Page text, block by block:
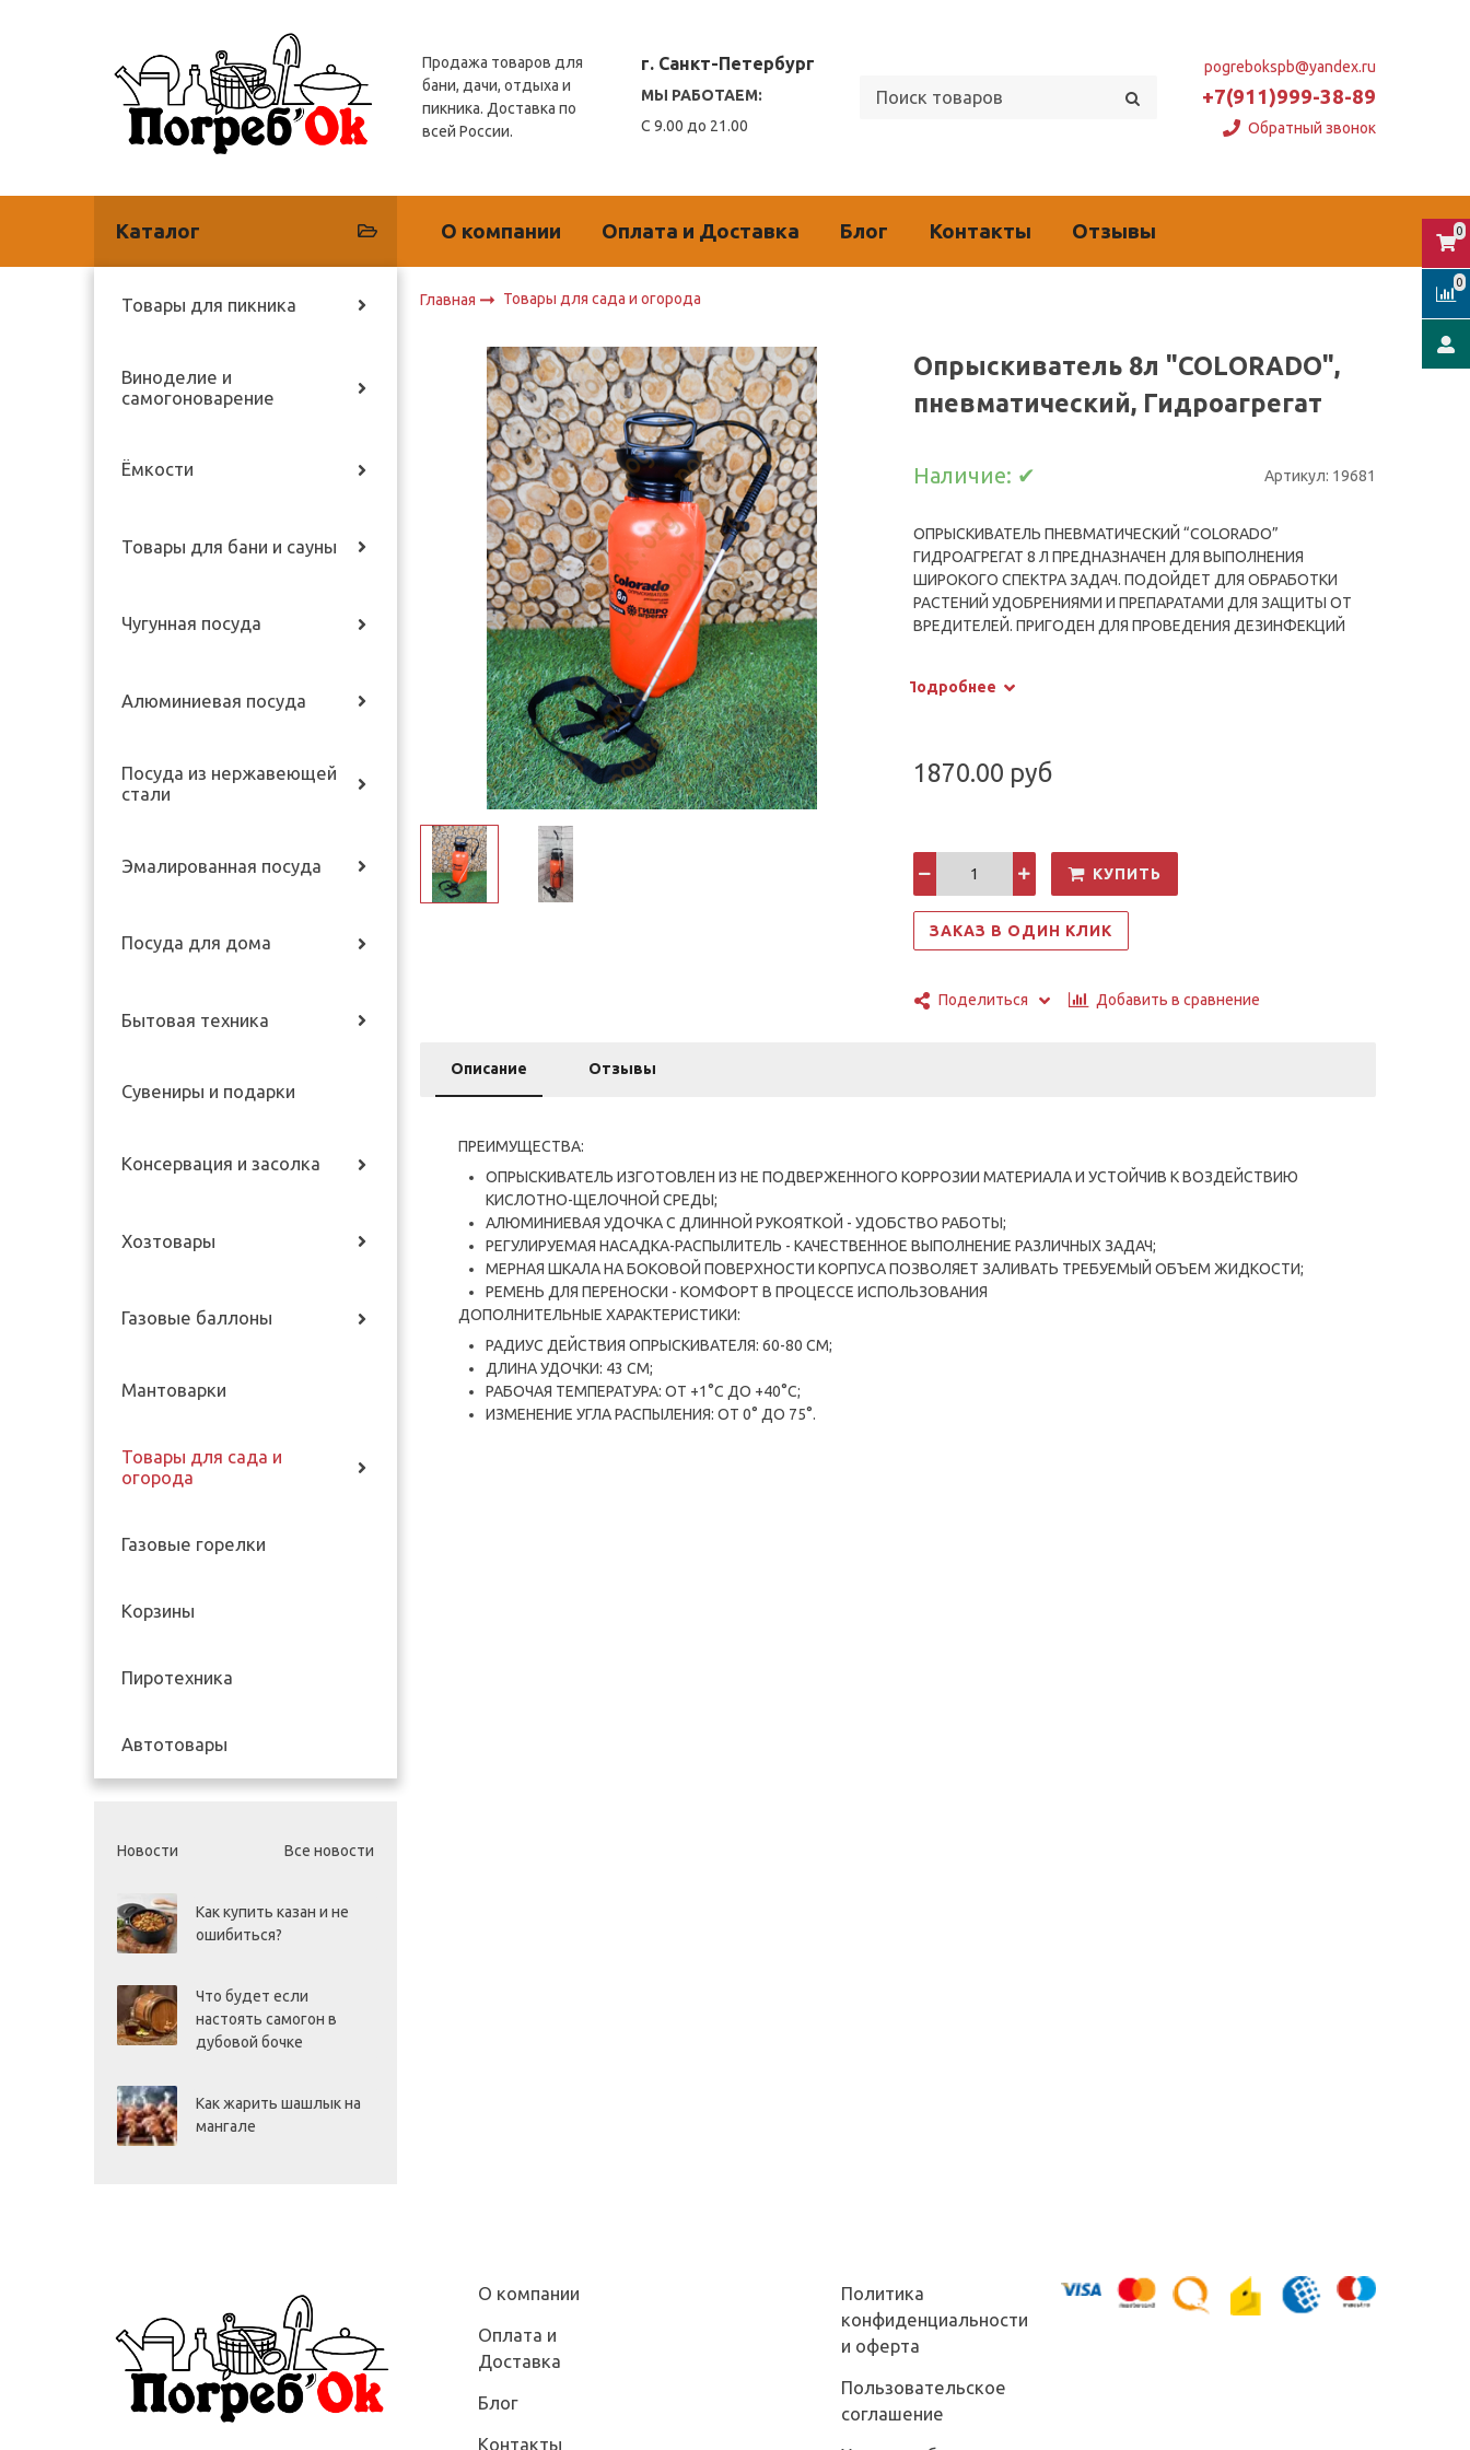
Продажа товаров для
бани, дачи, отдыха и
пикника. Доставка по
всей России.
г. Санкт-Петербург
МЫ РАБОТАЕМ:
С 9.00 до 21.00
pogrebokspb@yandex.ru
+7(911)999-38-89
Обратный звонок
Каталог О компании Оплата и Доставка Блог Контакты Отзывы
Товары для пикника
Виноделие и
самогоноварение
Ёмкости
Товары для бани и сауны
Чугунная посуда
Алюминиевая посуда
Посуда из нержавеющей
стали
Эмалированная посуда
Посуда для дома
Бытовая техника
Сувениры и подарки
Консервация и засолка
Хозтовары
Газовые баллоны
Мантоварки
Товары для сада и
огорода
Газовые горелки
Корзины
Пиротехника
Автотовары
Новости Все новости
Как купить казан и не
ошибиться?
Что будет если
настоять самогон в
дубовой бочке
Как жарить шашлык на
мангале
Главная Товары для сада и огорода
Опрыскиватель 8л "COLORADO",
пневматический, Гидроагрегат
Наличие: ✔ Артикул: 19681
ОПРЫСКИВАТЕЛЬ ПНЕВМАТИЧЕСКИЙ “COLORADO”
ГИДРОАГРЕГАТ 8 Л ПРЕДНАЗНАЧЕН ДЛЯ ВЫПОЛНЕНИЯ
ШИРОКОГО СПЕКТРА ЗАДАЧ. ПОДОЙДЕТ ДЛЯ ОБРАБОТКИ
РАСТЕНИЙ УДОБРЕНИЯМИ И ПРЕПАРАТАМИ ДЛЯ ЗАЩИТЫ ОТ
ВРЕДИТЕЛЕЙ. ПРИГОДЕН ДЛЯ ПРОВЕДЕНИЯ ДЕЗИНФЕКЦИЙ
ПОЗВОЛИТ ПОДОБРАТЬ ОПТИМАЛЬНУЮ СТРУЮ ДЛЯ
Подробнее
1870.00 руб
КУПИТЬ
ЗАКАЗ В ОДИН КЛИК
Поделиться Добавить в сравнение
Описание Отзывы
ПРЕИМУЩЕСТВА:
ОПРЫСКИВАТЕЛЬ ИЗГОТОВЛЕН ИЗ НЕ ПОДВЕРЖЕННОГО КОРРОЗИИ МАТЕРИАЛА И УСТОЙЧИВ К ВОЗДЕЙСТВИЮ
КИСЛОТНО-ЩЕЛОЧНОЙ СРЕДЫ;
АЛЮМИНИЕВАЯ УДОЧКА С ДЛИННОЙ РУКОЯТКОЙ - УДОБСТВО РАБОТЫ;
РЕГУЛИРУЕМАЯ НАСАДКА-РАСПЫЛИТЕЛЬ - КАЧЕСТВЕННОЕ ВЫПОЛНЕНИЕ РАЗЛИЧНЫХ ЗАДАЧ;
МЕРНАЯ ШКАЛА НА БОКОВОЙ ПОВЕРХНОСТИ КОРПУСА ПОЗВОЛЯЕТ ЗАЛИВАТЬ ТРЕБУЕМЫЙ ОБЪЕМ ЖИДКОСТИ;
РЕМЕНЬ ДЛЯ ПЕРЕНОСКИ - КОМФОРТ В ПРОЦЕССЕ ИСПОЛЬЗОВАНИЯ
ДОПОЛНИТЕЛЬНЫЕ ХАРАКТЕРИСТИКИ:
РАДИУС ДЕЙСТВИЯ ОПРЫСКИВАТЕЛЯ: 60-80 СМ;
ДЛИНА УДОЧКИ: 43 СМ;
РАБОЧАЯ ТЕМПЕРАТУРА: ОТ +1°С ДО +40°С;
ИЗМЕНЕНИЕ УГЛА РАСПЫЛЕНИЯ: ОТ 0° ДО 75°.
0
0
О компании
Оплата и
Доставка
Блог
Контакты
Политика
конфиденциальности
и оферта
Пользовательское
соглашение